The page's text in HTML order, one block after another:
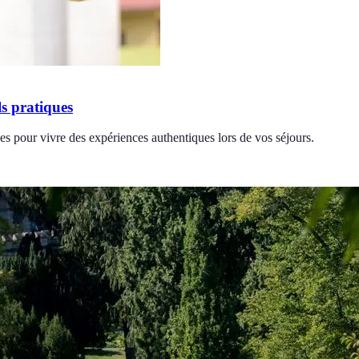
pratiques
pour vivre des expériences authentiques lors de vos séjours.